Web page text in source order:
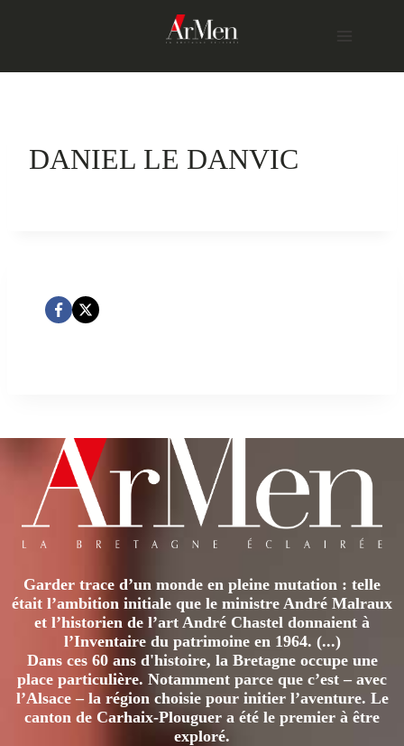
DANIEL LE DANVIC
Garder trace d’un monde en pleine mutation : telle
était l’ambition initiale que le ministre André Malraux
et l’historien de l’art André Chastel donnaient à
l’Inventaire du patrimoine en 1964. (...)
Dans ces 60 ans d'histoire, la Bretagne occupe une
place particulière. Notamment parce que c’est – avec
l’Alsace – la région choisie pour initier l’aventure. Le
canton de Carhaix-Plouguer a été le premier à être
exploré.